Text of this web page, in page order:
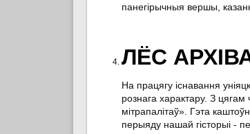
панегірычныя вершы,
ЛЁС
На працягу існавання
рознага характару. З цягам
мітрапалітаў». Гэта
перыяду нашай гісторыі -